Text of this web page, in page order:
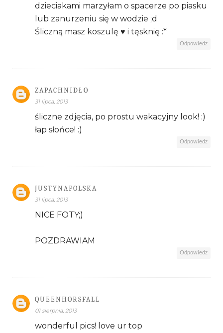
dzieciakami marzyłam o spacerze po piasku
lub zanurzeniu się w wodzie ;d
Śliczną masz koszulę ♥ i tęsknię :*
Odpowiedz
ZAPACHNIDŁO
31 lipca, 2013
śliczne zdjęcia, po prostu wakacyjny look! :)
łap słońce! :)
Odpowiedz
JUSTYNAPOLSKA
31 lipca, 2013
NICE FOTY;)
POZDRAWIAM
Odpowiedz
QUEENHORSFALL
01 sierpnia, 2013
wonderful pics! love ur top